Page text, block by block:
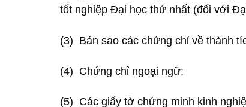
tốt nghiệp Đại học thứ nhất (đối với
(3) Bản sao các chứng chỉ về thành
(4) Chứng chỉ ngoại ngữ;
(5) Các giấy tờ chứng minh kinh